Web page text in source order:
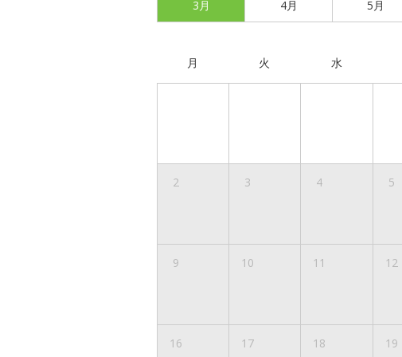
3月 4月 5月
月 火 水
2 3 4 5
9 10 11 12
16 17 18 19